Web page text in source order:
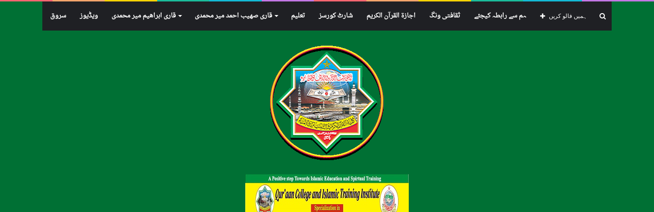
سروق ویڈیوز قاری ابراهيم میر محمدی قاری صھیب احمد میر محمدی تعلیم شارٹ کورسز اجازۃ القرآن الکریم ثقافتی ونگ ہم سے رابطہ کیجئے ہمیں فالو کریں